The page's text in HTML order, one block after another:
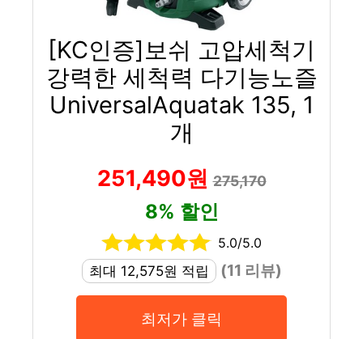
[KC인증]보쉬 고압세척기
강력한 세척력 다기능노즐
UniversalAquatak 135, 1
개
251,490원275,170
8% 할인
5.0/5.0
최대 12,575원 적립
(11 리뷰)
최저가 클릭